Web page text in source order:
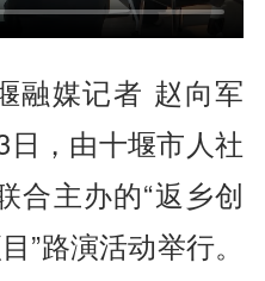
融媒记者 赵向军
日，由十堰市人社
合主办的“返乡创
”路演活动举行。